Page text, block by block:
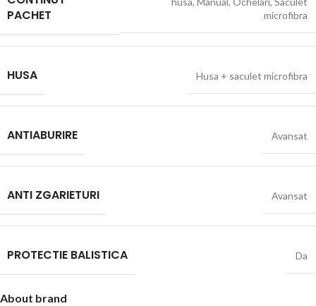
PACHET
microfibra
HUSA Husa + saculet microfibra
ANTIABURIRE Avansat
ANTI ZGARIETURI Avansat
PROTECTIE BALISTICA Da
About brand